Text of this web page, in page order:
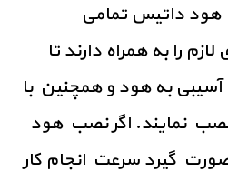
هود داتیس تمامی
را به همراه دارند تا
آسیبی به هود و همچنین با
نمایند. اگر نصب هود
گیرد سرعت انجام کار